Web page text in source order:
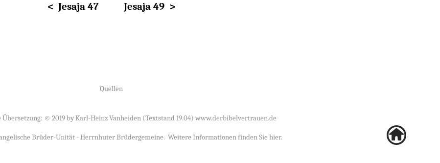
< Jesaja 47 Jesaja 49 >
Quellen
Übersetzung: © 2019 by Karl-Heinz Vanheiden (Textstand 19.04) www.derbibelvertrauen.de
Brüder-Unität - Herrnhuter Brüdergemeine. Weitere Informationen finden Sie hier.